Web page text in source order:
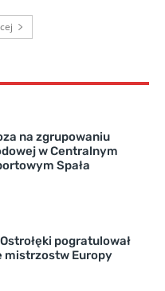
na zgrupowaniu
w Centralnym
Spała
pogratulował
mistrzostw Europy